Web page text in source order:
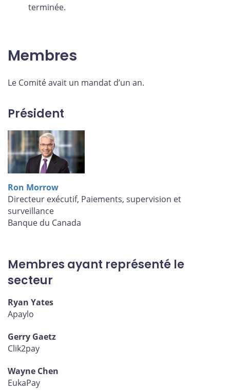
terminée.
Membres
Le Comité avait un mandat d’un an.
Président
Ron Morrow
Directeur exécutif, Paiements, supervision et
surveillance
Banque du Canada
Membres ayant représenté le
secteur
Ryan Yates
Apaylo
Gerry Gaetz
Clik2pay
Wayne Chen
EukaPay